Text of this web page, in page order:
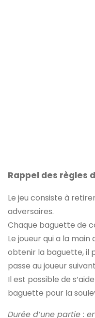
Rappel des règles
Le jeu consiste à
adversaires.
Chaque baguette de
Le joueur qui a la
obtenir la baguette, il
passe au joueur
Il est possible de
baguette pour la
Durée d’une partie :